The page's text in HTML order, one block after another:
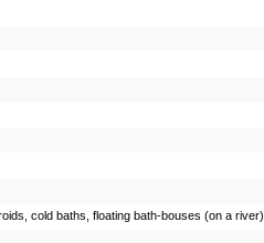
cold baths, floating bath-bouses (on a river).